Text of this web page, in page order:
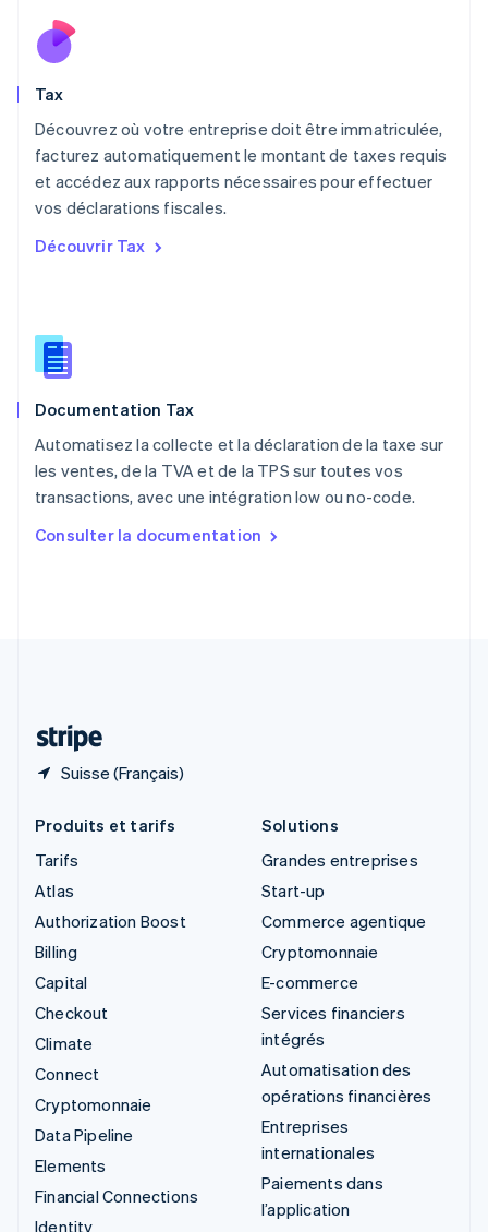
Tax
Découvrez où votre entreprise doit être immatriculée,
facturez automatiquement le montant de taxes requis
et accédez aux rapports nécessaires pour effectuer
vos déclarations fiscales.
Découvrir Tax
Documentation Tax
Automatisez la collecte et la déclaration de la taxe sur
les ventes, de la TVA et de la TPS sur toutes vos
transactions, avec une intégration low ou no-code.
Consulter la documentation
Suisse (Français)
Mexique
Español
Nouvelle-Zélande
Pays-Bas
NederlandsEnglish
Pologne
Portugal
République tchèque
English
English
Royaume-Uni
Singapour
English简体中文
English
Produits et tarifs
Tarifs
Atlas
Authorization Boost
Billing
Capital
Checkout
Climate
Connect
Cryptomonnaie
Data Pipeline
Elements
Financial Connections
Identity
Solutions
Grandes entreprises
Start-up
Commerce agentique
Cryptomonnaie
E-commerce
Services financiers
intégrés
Automatisation des
opérations financières
Entreprises
internationales
Paiements dans
l’application